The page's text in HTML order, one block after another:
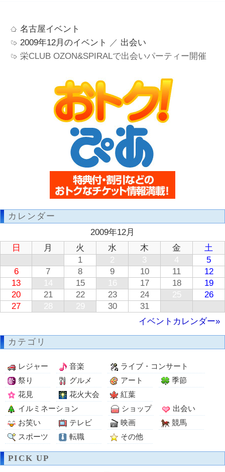
名古屋イベント
2009年12月のイベント
／ 出会い
栄CLUB OZON&SPIRALで出会いパーティー開催
カレンダー
2009年12月
日
月 火 水 木 金
土
1
2 3 4
5
6
7 8 9 10 11
12
13
14 15 16 17 18
19
20
21 22 23 24 25
26
27
28 29 30
31
イベントカレンダー»
カテゴリ
レジャー 音楽
ライブ・コンサート
祭り
グルメ アート
季節
花見
花火大会
紅葉
イルミネーション
ショップ
出会い
お笑い
テレビ 映画
競馬
スポーツ
転職 その他
PICK UP